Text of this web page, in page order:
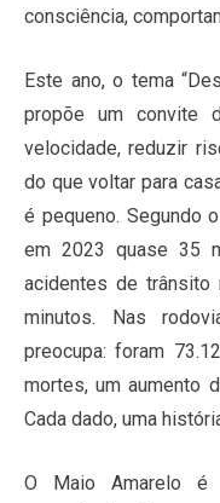
consciência,
Este ano, o tema
propõe um convite
velocidade, reduzir
do que voltar para
é pequeno. Segundo
em 2023 quase 35
acidentes de
minutos. Nas
preocupa: foram
mortes, um aumento
Cada dado, uma
O Maio Amarelo é